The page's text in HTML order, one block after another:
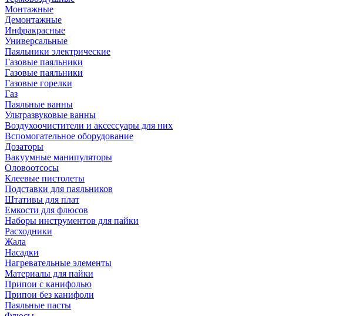
Монтажные
Демонтажные
Инфракрасные
Универсальные
Паяльники электрические
Газовые паяльники
Газовые паяльники
Газовые горелки
Газ
Паяльные ванны
Ультразвуковые ванны
Воздухоочистители и аксессуары для них
Вспомогательное оборудование
Дозаторы
Вакуумные манипуляторы
Оловоотсосы
Клеевые пистолеты
Подставки для паяльников
Штативы для плат
Емкости для флюсов
Наборы инструментов для пайки
Расходники
Жала
Насадки
Нагревательные элементы
Материалы для пайки
Припои с канифолью
Припои без канифоли
Паяльные пасты